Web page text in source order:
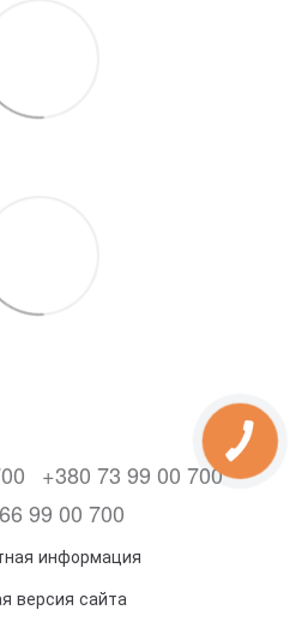
+380 73 99 00 700
99 00 700
информация
версия сайта